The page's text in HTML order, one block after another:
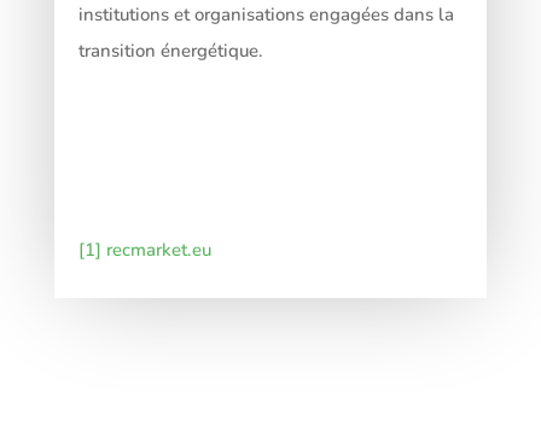
institutions et organisations engagées dans la
transition énergétique.
[1] recmarket.eu